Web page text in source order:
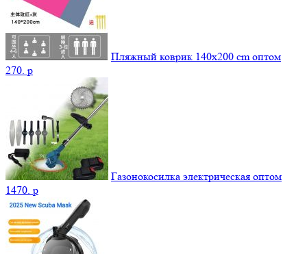
Пляжный коврик 140х200 cm оптом
270. p
Газонокосилка электрическая оптом
1470. p